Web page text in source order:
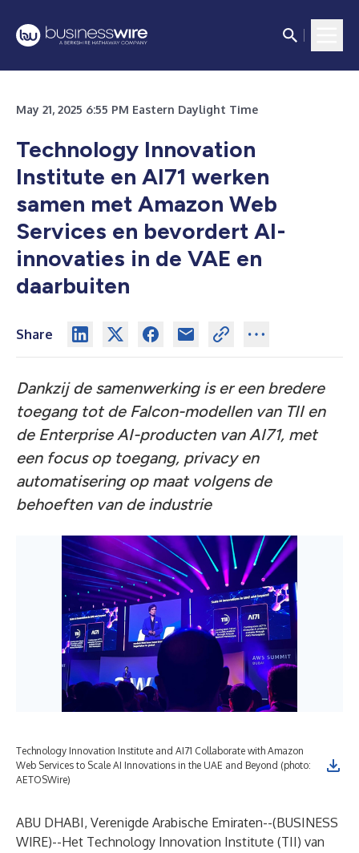
May 21, 2025 6:55 PM Eastern Daylight Time
Technology Innovation
Institute en AI71 werken
samen met Amazon Web
Services en bevordert AI-
innovaties in de VAE en
daarbuiten
Share
Dankzij de samenwerking is er een bredere
toegang tot de Falcon-modellen van TII en
de Enterprise AI-producten van AI71, met
een focus op toegang, privacy en
automatisering op maat volgens de
behoeften van de industrie
Technology Innovation Institute and AI71 Collaborate with Amazon
Web Services to Scale AI Innovations in the UAE and Beyond (photo:
AETOSWire)
ABU DHABI, Verenigde Arabische Emiraten--(BUSINESS
WIRE)--Het Technology Innovation Institute (TII) van